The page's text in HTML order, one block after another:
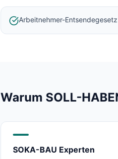
Arbeitnehmer-
Warum SOLL-
SOKA-BAU Experten